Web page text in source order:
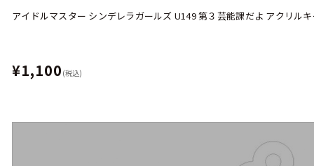
アイドルマスター シンデレラガールズ U149 第３芸能課だよ アクリル
¥1,100 (税込)